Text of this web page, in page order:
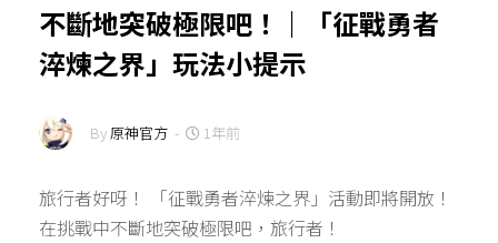
不斷地突破極限吧！｜「征戰勇者
淬煉之界」玩法小提示
By原神官方 - 1年前
旅行者好呀！ 「征戰勇者淬煉之界」活動即將開放！
在挑戰中不斷地突破極限吧，旅行者！